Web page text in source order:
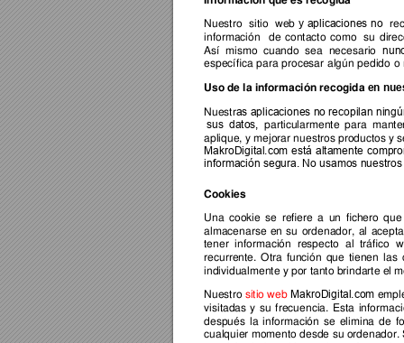
Cookies
Uso de la información recogida en
Nuestro sitio web y aplicaciones no
información
de contacto como su
Así mismo cuando sea necesario
específica para procesar algún pedido o
Nuestras aplicaciones no recopilan
sus datos, particularmente para
aplique, y mejorar nuestros productos y
MakroDigital.com está altamente
información segura. No usamos
Una cookie se refiere a un fichero que
almacenarse en su ordenador, al
tener información respecto al tráfico
recurrente. Otra función que tienen las
individualmente y por tanto brindarte el
Nuestro sitio web MakroDigital.com
visitadas y su frecuencia. Esta
después la información se elimina de
cualquier momento desde su ordenador.